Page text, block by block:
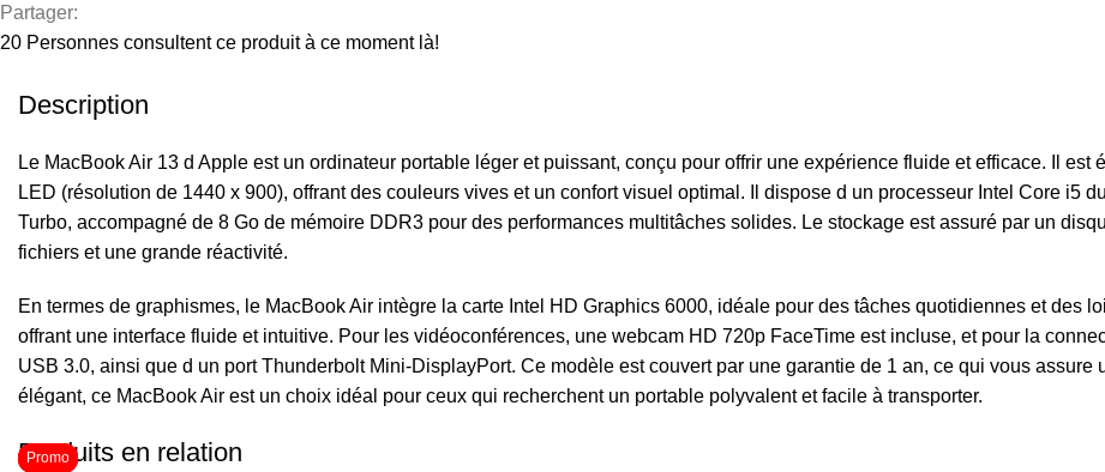
Partager:
20 Personnes consultent ce produit à ce moment là!
Description
Le MacBook Air 13 d Apple est un ordinateur portable léger et puissant, conçu pour offrir une expérience fluide et efficace. Il
LED (résolution de 1440 x 900), offrant des couleurs vives et un confort visuel optimal. Il dispose d un processeur Intel Core i5
Turbo, accompagné de 8 Go de mémoire DDR3 pour des performances multitâches solides. Le stockage est assuré par un
fichiers et une grande réactivité.
En termes de graphismes, le MacBook Air intègre la carte Intel HD Graphics 6000, idéale pour des tâches quotidiennes et des
offrant une interface fluide et intuitive. Pour les vidéoconférences, une webcam HD 720p FaceTime est incluse, et pour la
USB 3.0, ainsi que d un port Thunderbolt Mini-DisplayPort. Ce modèle est couvert par une garantie de 1 an, ce qui vous assure
élégant, ce MacBook Air est un choix idéal pour ceux qui recherchent un portable polyvalent et facile à transporter.
Produits en relation
Promo
Promo
Promo
Promo